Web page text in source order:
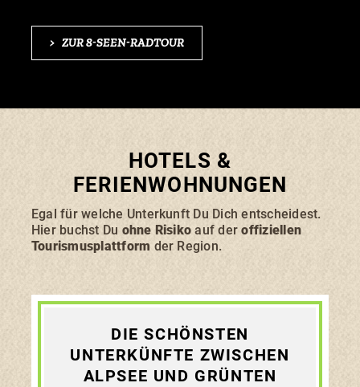
> ZUR 8-SEEN-RADTOUR
HOTELS &
FERIENWOHNUNGEN
Egal für welche Unterkunft Du Dich entscheidest.
Hier buchst Du ohne Risiko auf deroffiziellen
Tourismusplattform der Region.
DIE SCHÖNSTEN
UNTERKÜNFTE ZWISCHEN
ALPSEE UND GRÜNTEN